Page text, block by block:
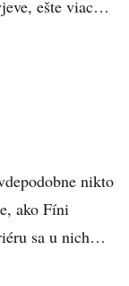
ešte viac…
nikto
ako Fíni
sa u nich…